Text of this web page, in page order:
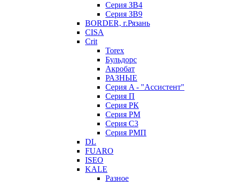
Серия ЗВ4
Серия ЗВ9
BORDER, г.Рязань
CISA
Crit
Torex
Бульдорс
Акробат
РАЗНЫЕ
Серия A - "Ассистент"
Серия П
Серия РК
Серия РМ
Серия С3
Серия РМП
DL
FUARO
ISEO
KALE
Разное